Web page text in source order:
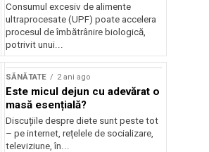
Consumul excesiv de alimente
ultraprocesate (UPF) poate accelera
procesul de îmbătrânire biologică,
potrivit unui...
SĂNĂTATE 2 ani ago
Este micul dejun cu adevărat o
masă esențială?
Discuțiile despre diete sunt peste tot
– pe internet, rețelele de socializare,
televiziune, în...